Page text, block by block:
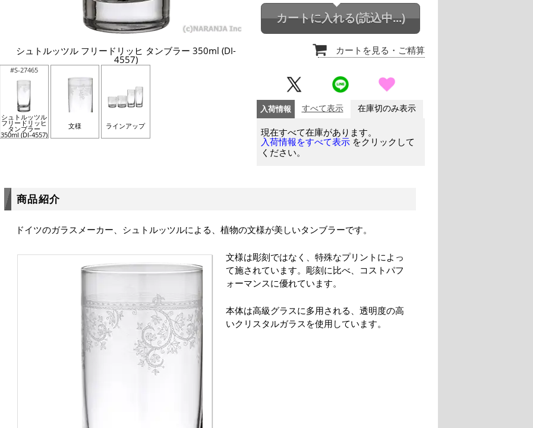
シュトルッツル フリードリッヒ タンブラー 350ml (DI-
4557)
#S-27465
シュトルッツル
フリードリッヒ
タンブラー
350ml (DI-4557)
文様 ラインアップ
カートに入れる(読込中...)
カートを見る ・ご精算
入荷情報 すべて表示 在庫切のみ表示
現在すべて在庫があります。
入荷情報をすべて表示 をクリックして
ください。
商品紹介
ドイツのガラスメーカー、シュトルッツルによる、植物の文様が美しいタンブラーです。
文様は彫刻ではなく、特殊なプリントによっ
て施されています。彫刻に比べ、コストパフ
ォーマンスに優れています。
本体は高級グラスに多用される、透明度の高
いクリスタルガラスを使用しています。